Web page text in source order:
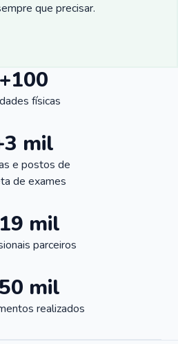
que precisar.
+100
físicas
mil
e postos de
de exames
mil
parceiros
mil
realizados